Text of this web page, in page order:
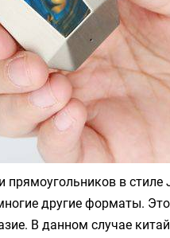
прямоугольников в стиле
другие форматы.
В данном случае